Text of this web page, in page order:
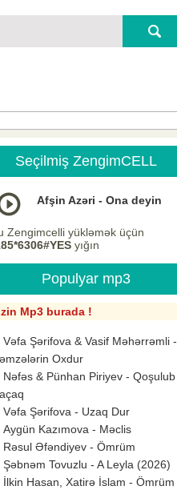
Seçilmiş ZengimCELL
Afşin Azəri - Ona deyin
Zengimcelli yükləmək üçün
yığın
Populyar mp3
Mp3 burada !
Vəfa Şərifova & Vasif Məhərrəmli -
Oxdur
Nəfəs & Pünhan Piriyev - Qoşulub
Vəfa Şərifova - Uzaq Dur
Aygün Kazımova - Məclis
Rəsul Əfəndiyev - Ömrüm
Şəbnəm Tovuzlu - A Leyla (2026)
İlkin Hasan, Xatirə İslam - Ömrüm